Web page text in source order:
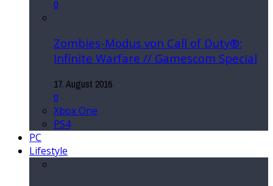
0
Zombies-Modus von Call of Duty®:
Infinite Warfare // Gamescom Special
17. August 2016
0
Xbox One
PS4
PC
Lifestyle